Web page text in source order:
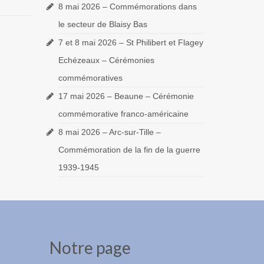
8 mai 2026 – Commémorations dans
le secteur de Blaisy Bas
7 et 8 mai 2026 – St Philibert et Flagey
Echézeaux – Cérémonies
commémoratives
17 mai 2026 – Beaune – Cérémonie
commémorative franco-américaine
8 mai 2026 – Arc-sur-Tille –
Commémoration de la fin de la guerre
1939-1945
Notre page